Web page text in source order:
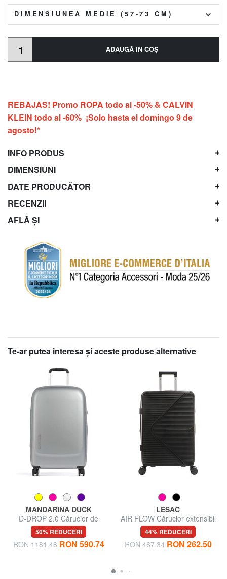
DIMENSIUNEA MEDIE (57-73 CM)
ADAUGĂ ÎN COŞ
REBAJAS! Promo ROPA todo al -50% & CALVIN
KLEIN todo al -60% ¡Solo hasta el domingo 9 de
agosto!*
INFO PRODUS
DIMENSIUNI
DATE PRODUCĂTOR
RECENZII
AFLĂ ȘI
Te-ar putea interesa şi aceste produse alternative
MANDARINA DUCK
D-DROP 2.0 Cărucior de
dimensiune medie
50% REDUCERI
RON 1181.48 RON 590.74
LESAC
AIR FLOW Cărucior extensibil
mediu
44% REDUCERI
RON 467.34 RON 262.50